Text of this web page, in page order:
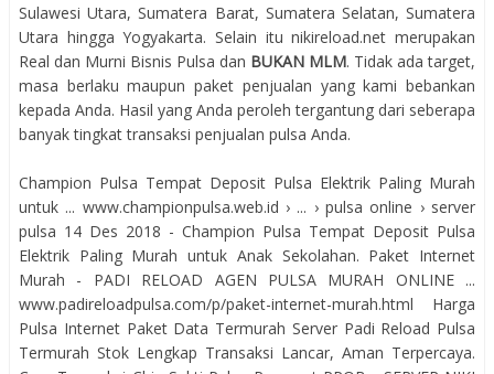
Sulawesi Utara, Sumatera Barat, Sumatera Selatan, Sumatera
Utara hingga Yogyakarta. Selain itu nikireload.net merupakan
Real dan Murni Bisnis Pulsa dan BUKAN MLM. Tidak ada target,
masa berlaku maupun paket penjualan yang kami bebankan
kepada Anda. Hasil yang Anda peroleh tergantung dari seberapa
banyak tingkat transaksi penjualan pulsa Anda.
Champion Pulsa Tempat Deposit Pulsa Elektrik Paling Murah
untuk ... www.championpulsa.web.id › ... › pulsa online › server
pulsa 14 Des 2018 - Champion Pulsa Tempat Deposit Pulsa
Elektrik Paling Murah untuk Anak Sekolahan. Paket Internet
Murah - PADI RELOAD AGEN PULSA MURAH ONLINE ...
www.padireloadpulsa.com/p/paket-internet-murah.html Harga
Pulsa Internet Paket Data Termurah Server Padi Reload Pulsa
Termurah Stok Lengkap Transaksi Lancar, Aman Terpercaya.